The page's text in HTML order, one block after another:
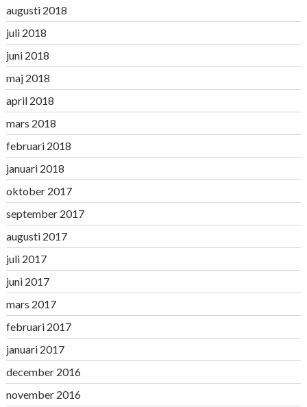
augusti 2018
juli 2018
juni 2018
maj 2018
april 2018
mars 2018
februari 2018
januari 2018
oktober 2017
september 2017
augusti 2017
juli 2017
juni 2017
mars 2017
februari 2017
januari 2017
december 2016
november 2016